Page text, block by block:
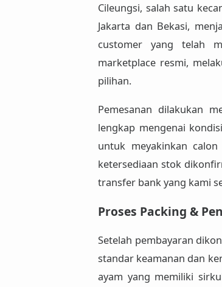
Cileungsi, salah satu
Jakarta dan Bekasi,
customer yang telah
marketplace resmi,
pilihan.
Pemesanan dilakukan
lengkap mengenai
untuk meyakinkan
ketersediaan stok
transfer bank yang kami
Proses Packing &
Setelah pembayaran
standar keamanan dan
ayam yang memiliki